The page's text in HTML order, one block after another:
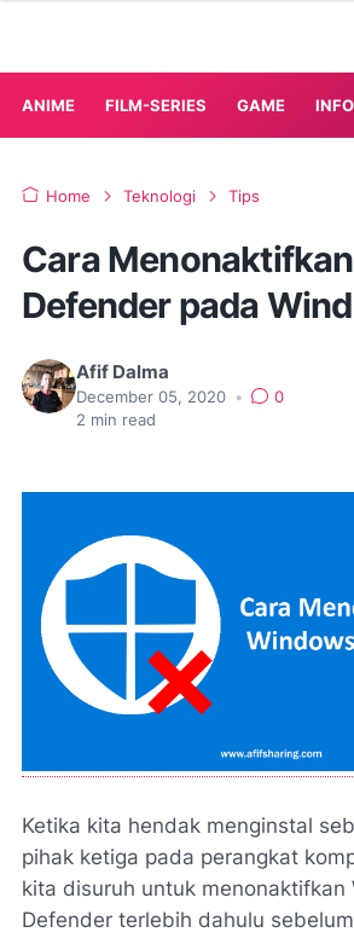
ANIME FILM-SERIES GAME
Home Teknologi Tips
Cara
Defender pada
Afif Dalma
December 05, 2020 •
0
2 min read
Ketika kita hendak menginstal
pihak ketiga pada perangkat
kita disuruh untuk menonaktifkan
Defender terlebih dahulu